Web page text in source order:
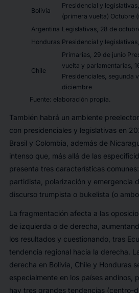
Bolivia
Presidencial y
(primera vuelta) Octubre
Argentina Legislativas, 28 de
Honduras Presidencial y
Chile
Primarias, 29 de junio
vuelta y parlamentarias,
Presidenciales, segunda
diciembre
Fuente: elaboración propia.
También habrá un ambiente
con presidenciales y legislativas en
Brasil y Colombia, además de
intenso que, más allá de las
presenta tres características
partidista, polarización y emergencia
discurso trumpista o bukelista (o
La fragmentación afecta a las
de izquierda o de derecha,
los resultados y cuestionando, tras
tendencia regional hacia la derecha.
derecha en Bolivia, Chile y Honduras
especialmente en los países andinos,
hay tres grandes tendencias (centro-